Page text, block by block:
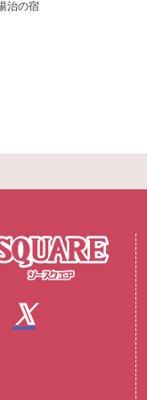
治の宿